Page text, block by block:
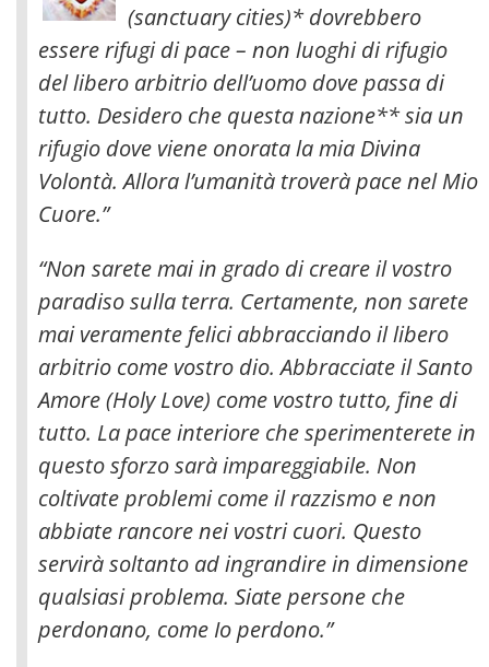
(sanctuary cities)* dovrebbero
essere rifugi di pace – non luoghi di rifugio
del libero arbitrio dell’uomo dove passa di
tutto. Desidero che questa nazione** sia un
rifugio dove viene onorata la mia Divina
Volontà. Allora l’umanità troverà pace nel Mio
Cuore.”
“Non sarete mai in grado di creare il vostro
paradiso sulla terra. Certamente, non sarete
mai veramente felici abbracciando il libero
arbitrio come vostro dio. Abbracciate il Santo
Amore (Holy Love) come vostro tutto, fine di
tutto. La pace interiore che sperimenterete in
questo sforzo sarà impareggiabile. Non
coltivate problemi come il razzismo e non
abbiate rancore nei vostri cuori. Questo
servirà soltanto ad ingrandire in dimensione
qualsiasi problema. Siate persone che
perdonano, come Io perdono.”